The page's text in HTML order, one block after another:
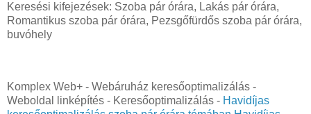
Keresési kifejezések: Szoba pár órára, Lakás pár órára,
Romantikus szoba pár órára, Pezsgőfürdős szoba pár órára,
buvóhely
Komplex Web+ - Webáruház keresőoptimalizálás -
Weboldal linképítés - Keresőoptimalizálás - Havidíjas